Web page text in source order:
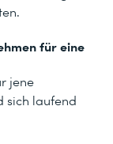
für eine
jene
sich laufend